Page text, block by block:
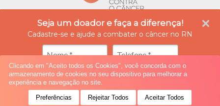
Seja um doador e faça a diferença!
Cadastre-se e ajude a combater o câncer no RN
Seja um Doador!
A Liga Contra o Câncer é uma instituição empenhada no tratamento e prevenção do
câncer, além de ser referência na produção de conhecimento, ensino e formação
profissional na área da oncologia. Atualmente possui quatro unidades integradas, nas
cidades de Natal e Caicó (Rio Grande do Norte), oferecendo assistência médica,
diagnóstico e tratamento especializado, reabilitação e cuidados paliativos.
© 2019 All rights reserved.
Clicando em "Aceito todos os Cookies", você concorda com o
armazenamento de cookies no seu dispositivo para melhorar a
experiência e navegação no site.
Preferências Rejeitar Todos Aceitar Todos